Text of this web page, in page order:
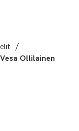
/
Ollilainen